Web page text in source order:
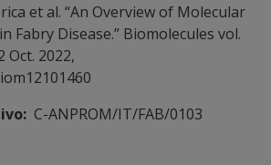
et al. “An Overview of Molecular
Fabry Disease.” Biomolecules vol.
Oct. 2022,
C-ANPROM/IT/FAB/0103